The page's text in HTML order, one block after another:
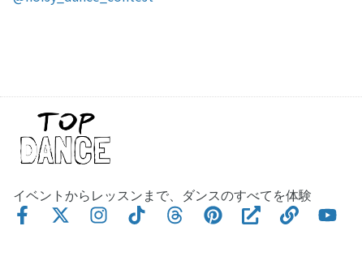
イベントからレッスンまで、ダンスのすべてを体験